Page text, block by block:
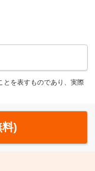
を表すものであり、実際
)